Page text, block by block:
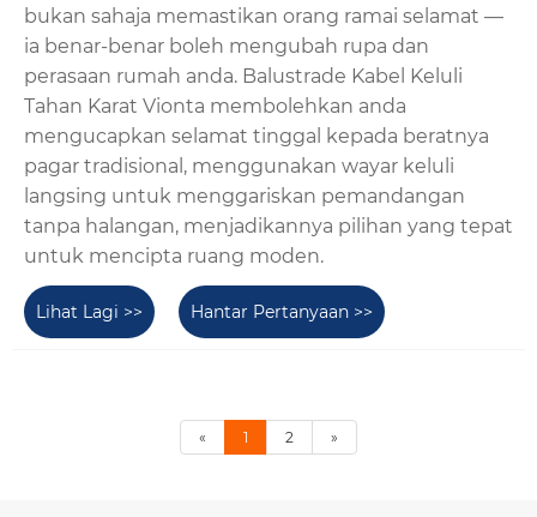
bukan sahaja memastikan orang ramai selamat —
ia benar-benar boleh mengubah rupa dan
perasaan rumah anda. Balustrade Kabel Keluli
Tahan Karat Vionta membolehkan anda
mengucapkan selamat tinggal kepada beratnya
pagar tradisional, menggunakan wayar keluli
langsing untuk menggariskan pemandangan
tanpa halangan, menjadikannya pilihan yang tepat
untuk mencipta ruang moden.
Lihat Lagi >> Hantar Pertanyaan >>
« 1 2 »